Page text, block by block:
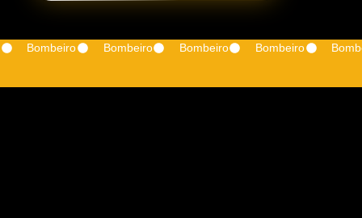
Bombeiro Bombeiro Bombeiro Bombeiro